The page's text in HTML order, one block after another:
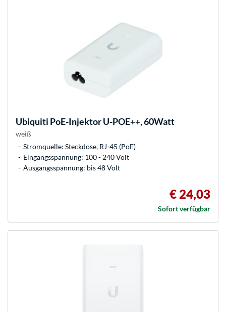
Ubiquiti PoE-Injektor U-POE++, 60Watt
weiß
Stromquelle: Steckdose, RJ-45 (PoE)
Eingangsspannung: 100 - 240 Volt
Ausgangsspannung: bis 48 Volt
€ 24,03
Sofort verfügbar